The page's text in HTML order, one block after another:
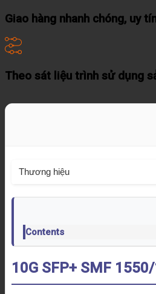
Giao hàng nhanh chóng, uy
Theo sát liệu trình sử dụng
Thương hiệu
Contents
10G SFP+ SMF